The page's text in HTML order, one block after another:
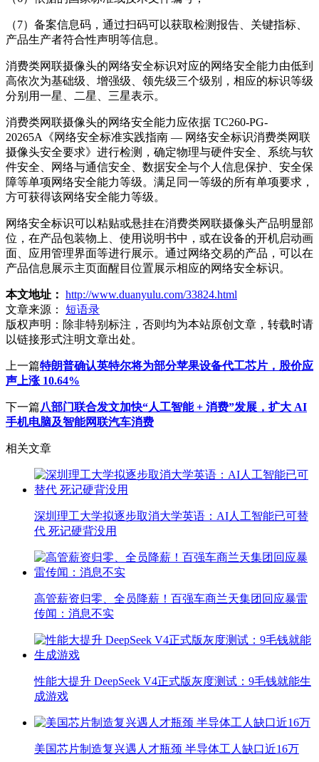
（7）备案信息码，通过扫码可以获取检测报告、关键指标、
产品生产者符合性声明等信息。
消费类网联摄像头的网络安全标识对应的网络安全能力由低到
高依次为基础级、增强级、领先级三个级别，相应的标识等级
分别用一星、二星、三星表示。
消费类网联摄像头的网络安全能力应依据 TC260-PG-
20265A《网络安全标准实践指南 — 网络安全标识消费类网联
摄像头安全要求》进行检测，确定物理与硬件安全、系统与软
件安全、网络与通信安全、数据安全与个人信息保护、安全保
障等单项网络安全能力等级。满足同一等级的所有单项要求，
方可获得该网络安全能力等级。
网络安全标识可以粘贴或悬挂在消费类网联摄像头产品明显部
位，在产品包装物上、使用说明书中，或在设备的开机启动画
面、应用管理界面等进行展示。通过网络交易的产品，可以在
产品信息展示主页面醒目位置展示相应的网络安全标识。
本文地址： http://www.duanyulu.com/33824.html
文章来源：
短语录
版权声明： 除非特别标注，否则均为本站原创文章，转载时请
以链接形式注明文章出处。
上一篇特朗普确认英特尔将为部分苹果设备代工芯片，股价应
声上涨 10.64%
下一篇八部门联合发文加快“人工智能 + 消费”发展，扩大 AI
手机电脑及智能网联汽车消费
相关文章
深圳理工大学拟逐步取消大学英语：AI人工智能已可替
代 死记硬背没用
高管薪资归零、全员降薪！百强车商兰天集团回应暴雷
传闻：消息不实
性能大提升 DeepSeek V4正式版灰度测试：9毛钱就能生
成游戏
美国芯片制造复兴遇人才瓶颈 半导体工人缺口近16万